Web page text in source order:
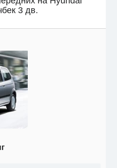
3 дв.